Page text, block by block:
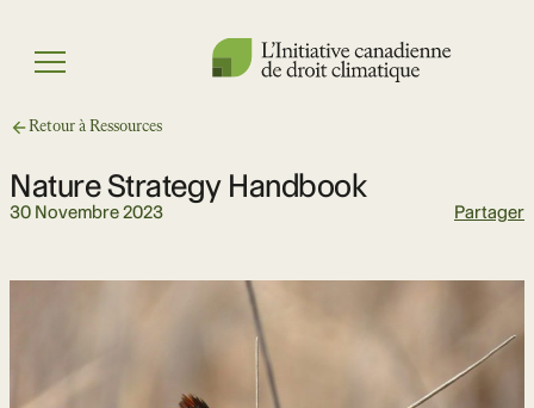
content
Menu
Retour à Ressources
Nature Strategy Handbook
30 Novembre 2023 Partager